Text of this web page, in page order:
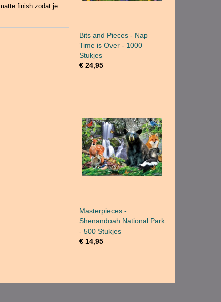
finish zodat je
Bits and Pieces - Nap
Time is Over - 1000
Stukjes
€ 24,95
Masterpieces -
Shenandoah National Park
- 500 Stukjes
€ 14,95